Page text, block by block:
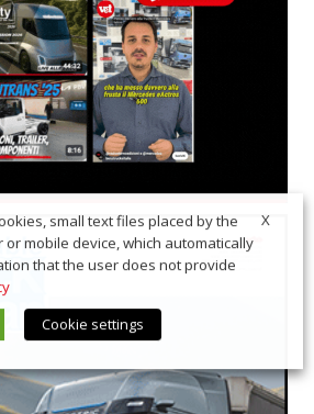
X
small text files placed by the
or mobile device, which automatically
that the user does not provide
Cookie settings